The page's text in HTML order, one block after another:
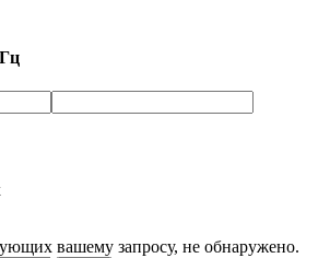
вашему запросу, не обнаружено.